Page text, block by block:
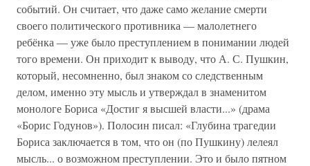
событий. Он считает, что даже само желание смерти
своего политического противника — малолетнего
ребёнка — уже было преступлением в понимании людей
того времени. Он приходит к выводу, что А. С. Пушкин,
который, несомненно, был знаком со следственным
делом, именно эту мысль и утверждал в знаменитом
монологе Бориса «Достиг я высшей власти...» (драма
«Борис Годунов»). Полосин писал: «Глубина трагедии
Бориса заключается в том, что он (по Пушкину) лелеял
мысль... о возможном преступлении. Это и было пятном